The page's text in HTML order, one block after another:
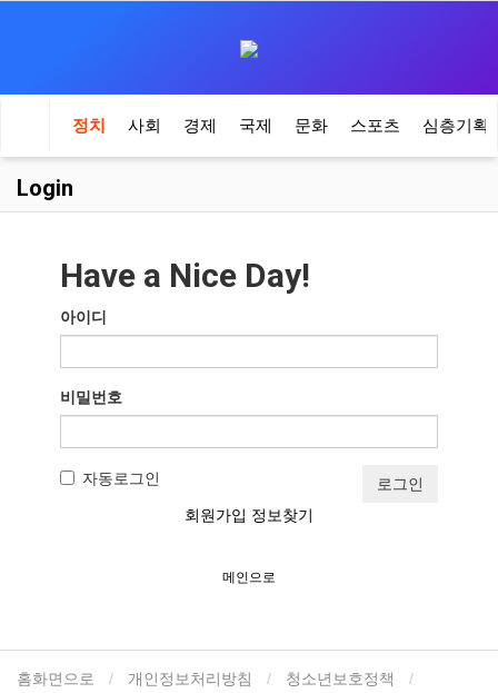
정치 사회 경제 국제 문화 스포츠 심층기획
Login
Have a Nice Day!
아이디
비밀번호
자동로그인
로그인
회원가입 정보찾기
메인으로
홈화면으로 개인정보처리방침
청소년보호정책